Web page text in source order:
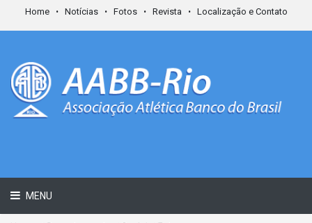
Home Notícias Fotos Revista Localização e Contato
MENU